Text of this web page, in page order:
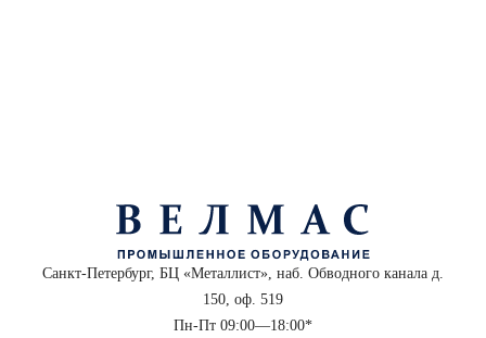
Санкт-Петербург, БЦ «Металлист», наб. Обводного канала д.
150, оф. 519
Пн-Пт 09:00—18:00*